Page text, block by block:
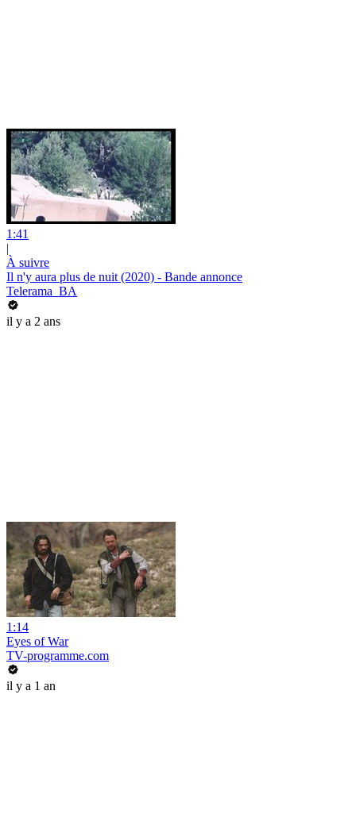
1:41
|
À suivre
Il n'y aura plus de nuit (2020) - Bande annonce
Telerama_BA
il y a 2 ans
1:14
Eyes of War
TV-programme.com
il y a 1 an